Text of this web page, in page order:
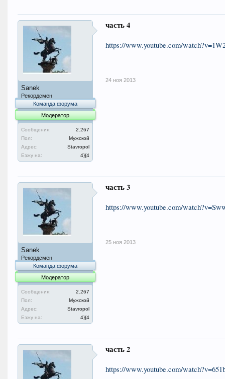
Sanek
Рекордсмен
Команда форума
Модератор
Сообщения:
2.267
Пол:
Мужской
Адрес:
Stavropol
Езжу на:
4}{4
часть 4
https://www.youtube.com/
24 ноя 2013
Sanek
Рекордсмен
Команда форума
Модератор
Сообщения:
2.267
Пол:
Мужской
Адрес:
Stavropol
Езжу на:
4}{4
часть 3
https://www.youtube.com/
25 ноя 2013
часть 2
https://www.youtube.com/